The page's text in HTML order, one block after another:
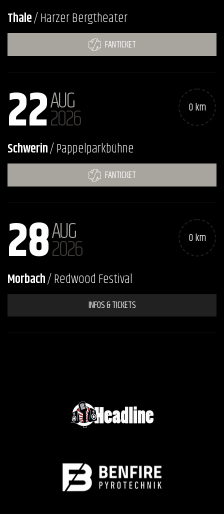
Thale/ Harzer Bergtheater
FANTICKET
22AUG
2026 0 km
Schwerin/ Pappelparkbühne
FANTICKET
28AUG
2026 0 km
Morbach/ Redwood Festival
INFOS & TICKETS